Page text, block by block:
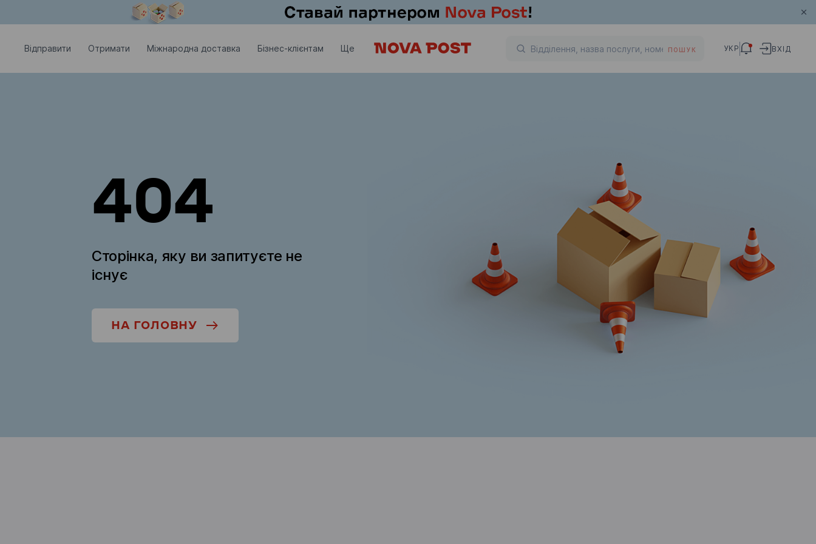
Відправити Отримати Міжнародна доставка Бізнес-клієнтам Ще ПОШУК УКР ВХІД
404
Сторінка, яку ви запитуєте не
існує
НА ГОЛОВНУ